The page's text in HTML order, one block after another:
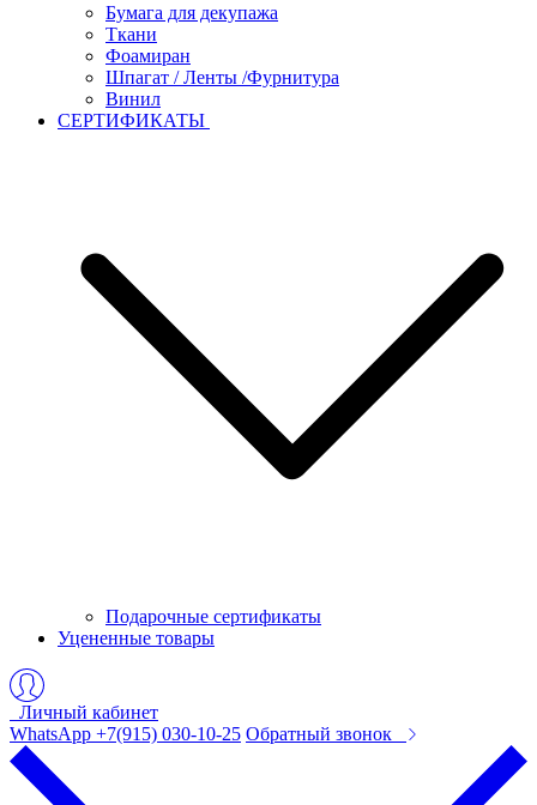
Бумага для декупажа
Ткани
Фоамиран
Шпагат / Ленты /Фурнитура
Винил
СЕРТИФИКАТЫ
Подарочные сертификаты
Уцененные товары
Личный кабинет
WhatsApp +7(915) 030-10-25 Обратный звонок